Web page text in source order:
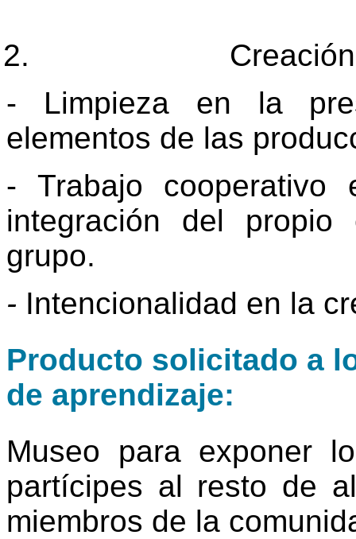
- Limpieza en la
elementos de las
- Trabajo cooperativo
integración del
grupo.
- Intencionalidad en la
Producto solicitado a
de aprendizaje:
Museo para exponer
partícipes al resto de
miembros de la